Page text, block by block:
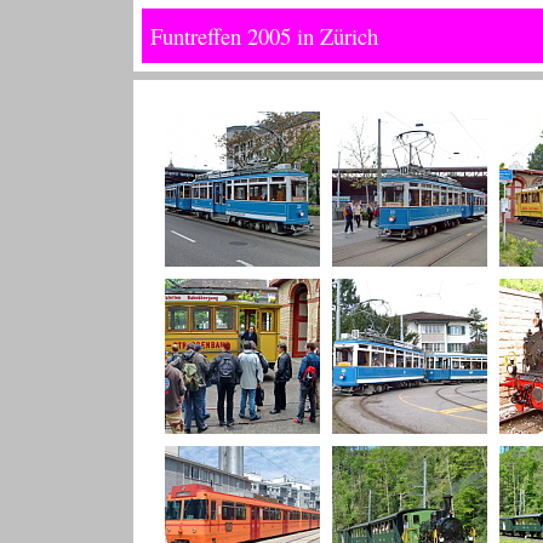
Funtreffen 2005 in Zürich